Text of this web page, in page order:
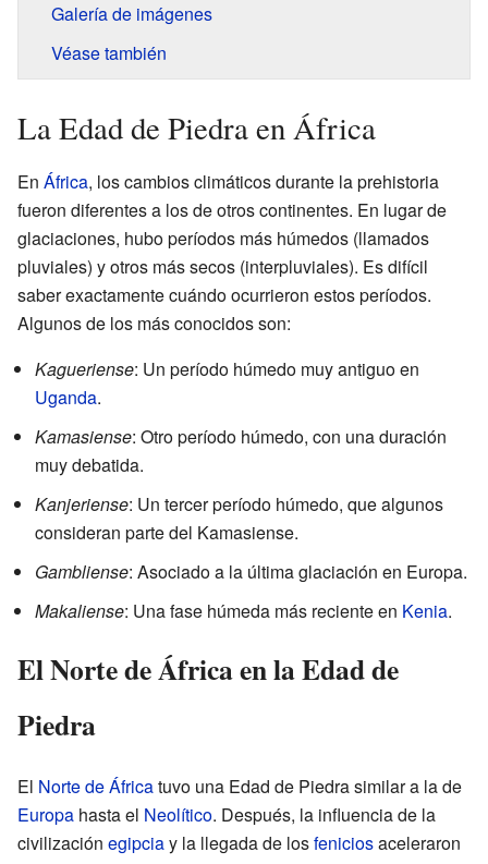
Galería de imágenes
Véase también
La Edad de Piedra en África
En África, los cambios climáticos durante la prehistoria
fueron diferentes a los de otros continentes. En lugar de
glaciaciones, hubo períodos más húmedos (llamados
pluviales) y otros más secos (interpluviales). Es difícil
saber exactamente cuándo ocurrieron estos períodos.
Algunos de los más conocidos son:
Kagueriense: Un período húmedo muy antiguo en
Uganda.
Kamasiense: Otro período húmedo, con una duración
muy debatida.
Kanjeriense: Un tercer período húmedo, que algunos
consideran parte del Kamasiense.
Gambliense: Asociado a la última glaciación en Europa.
Makaliense: Una fase húmeda más reciente en Kenia.
El Norte de África en la Edad de
Piedra
El Norte de Áfricatuvo una Edad de Piedra similar a la de
Europa hasta el Neolítico. Después, la influencia de la
civilización egipciay la llegada de losfeniciosaceleraron